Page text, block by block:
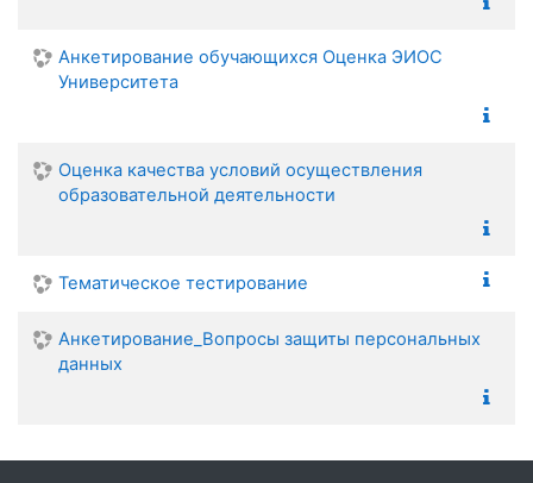
Анкетирование обучающихся Оценка ЭИОС
Университета
Оценка качества условий осуществления
образовательной деятельности
Тематическое тестирование
Анкетирование_Вопросы защиты персональных
данных